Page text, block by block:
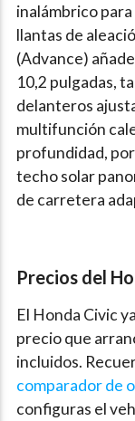
inalámbrico
llantas de
(Advance)
10,2 pulgadas,
delanteros
multifunción
profundidad,
techo solar
de carretera
Precios del
El Honda Civic
precio que
incluidos.
comparador de
configuras el